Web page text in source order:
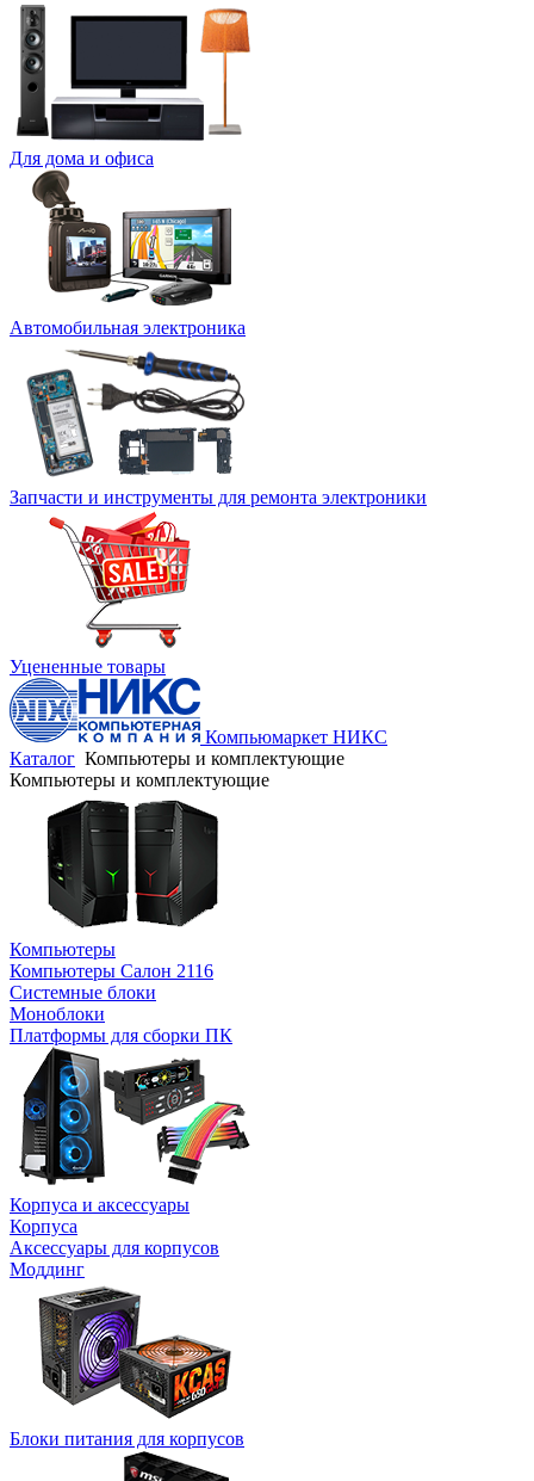
Для дома и офиса
Автомобильная электроника
Запчасти и инструменты для ремонта электроники
Уцененные товары
Компьюмаркет НИКС
Каталог Компьютеры и комплектующие
Компьютеры и комплектующие
Компьютеры
Компьютеры Салон 2116
Системные блоки
Моноблоки
Платформы для сборки ПК
Корпуса и аксессуары
Корпуса
Аксессуары для корпусов
Моддинг
Блоки питания для корпусов